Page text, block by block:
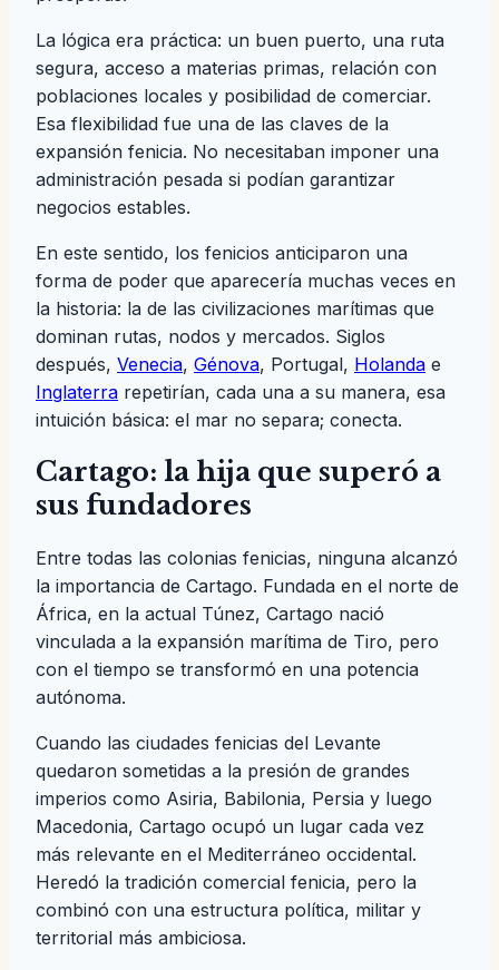
La lógica era práctica: un buen puerto, una ruta
segura, acceso a materias primas, relación con
poblaciones locales y posibilidad de comerciar.
Esa flexibilidad fue una de las claves de la
expansión fenicia. No necesitaban imponer una
administración pesada si podían garantizar
negocios estables.
En este sentido, los fenicios anticiparon una
forma de poder que aparecería muchas veces en
la historia: la de las civilizaciones marítimas que
dominan rutas, nodos y mercados. Siglos
después, Venecia, Génova, Portugal, Holanda e
Inglaterra repetirían, cada una a su manera, esa
intuición básica: el mar no separa; conecta.
Cartago: la hija que superó a
sus fundadores
Entre todas las colonias fenicias, ninguna alcanzó
la importancia de Cartago. Fundada en el norte de
África, en la actual Túnez, Cartago nació
vinculada a la expansión marítima de Tiro, pero
con el tiempo se transformó en una potencia
autónoma.
Cuando las ciudades fenicias del Levante
quedaron sometidas a la presión de grandes
imperios como Asiria, Babilonia, Persia y luego
Macedonia, Cartago ocupó un lugar cada vez
más relevante en el Mediterráneo occidental.
Heredó la tradición comercial fenicia, pero la
combinó con una estructura política, militar y
territorial más ambiciosa.